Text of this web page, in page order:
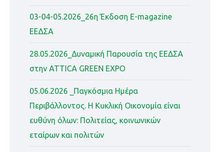
03-04-05.2026_26η Έκδοση Ε-magazine
ΕΕΔΣΑ
28.05.2026_Δυναμική Παρουσία της ΕΕΔΣΑ
στην ATTICA GREEN EXPO
05.06.2026 _Παγκόσμια Ημέρα
Περιβάλλοντος. Η Κυκλική Οικονομία είναι
ευθύνη όλων: Πολιτείας, κοινωνικών
εταίρων και πολιτών